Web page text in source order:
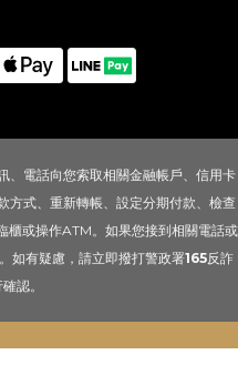
、電話向您索取相關金融帳戶、信用卡
方式、重新轉帳、設定分期付款、檢查
櫃或操作ATM。如果您接到相關電話或
如有疑慮，請立即撥打警政署165反詐
認。